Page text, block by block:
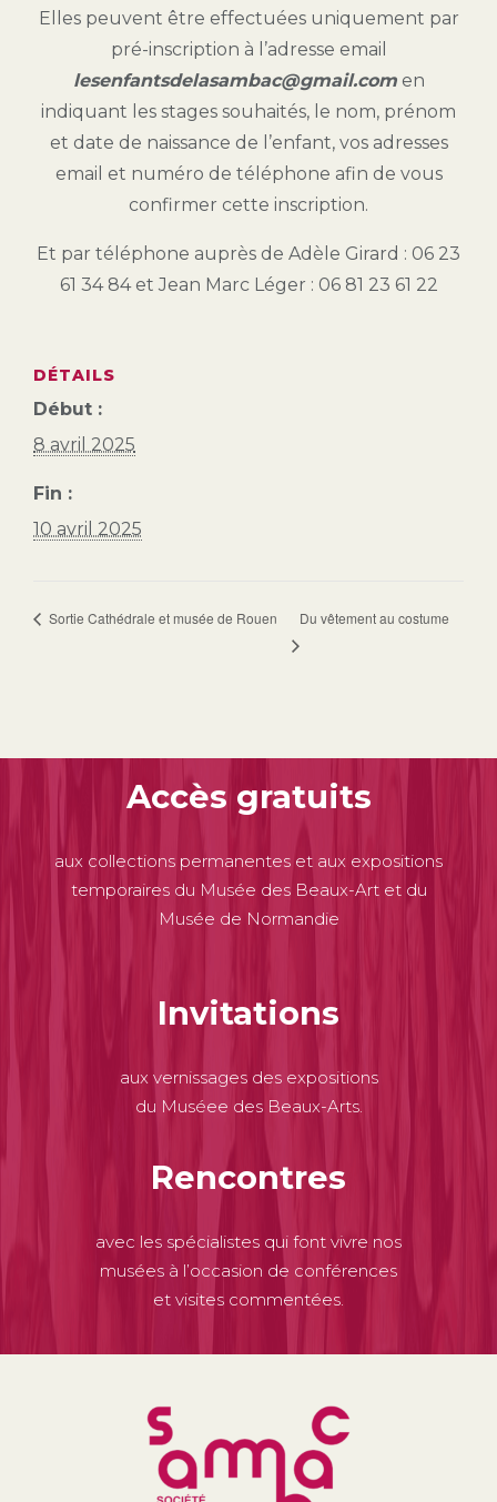
Elles peuvent être effectuées uniquement par
pré-inscription à l’adresse email
lesenfantsdelasambac@gmail.comen
indiquant les stages souhaités, le nom, prénom
et date de naissance de l’enfant, vos adresses
email et numéro de téléphone afin de vous
confirmer cette inscription.
Et par téléphone auprès de Adèle Girard : 06 23
61 34 84 et Jean Marc Léger : 06 81 23 61 22
DÉTAILS
Début :
8 avril 2025
Fin :
10 avril 2025
Sortie Cathédrale et musée de Rouen Du vêtement au costume
Accès gratuits
aux collections permanentes et aux expositions
temporaires du Musée des Beaux-Art et du
Musée de Normandie
Invitations
aux vernissages des expositions
du Muséee des Beaux-Arts.
Rencontres
avec les spécialistes qui font vivre nos
musées à l’occasion de conférences
et visites commentées.